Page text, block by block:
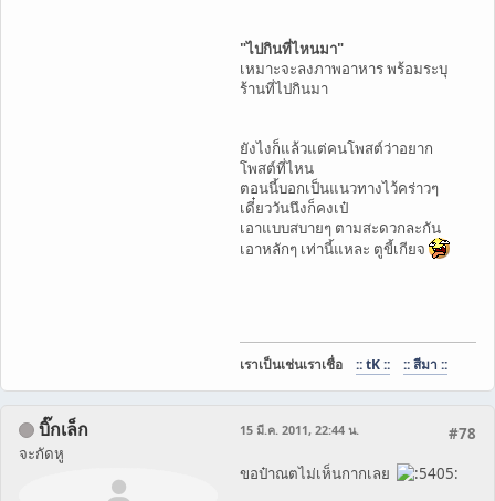
"ไปกินที่ไหนมา"
เหมาะจะลงภาพอาหาร พร้อมระบุ
ร้านที่ไปกินมา
ยังไงก็แล้วแต่คนโพสต์ว่าอยาก
โพสต์ที่ไหน
ตอนนี้บอกเป็นแนวทางไว้คร่าวๆ
เดี๋ยววันนึงก็คงเป๋
เอาแบบสบายๆ ตามสะดวกละกัน
เอาหลักๆ เท่านี้แหละ ตูขี้เกียจ
เราเป็นเช่นเราเชื่อ :: tK :: :: สีมา ::
บิ๊กเล็ก
จะกัดหู
#78
15 มี.ค. 2011, 22:44 น.
ขอป๋าณตไม่เห็นกากเลย